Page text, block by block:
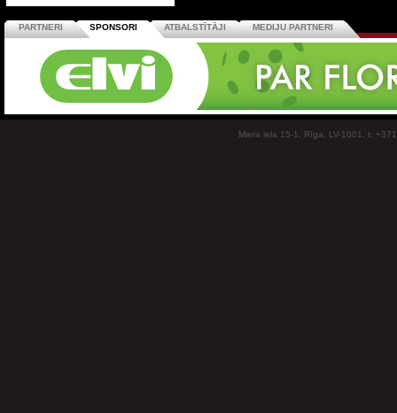
PARTNERI SPONSORI ATBALSTĪTĀJI MEDIJU PARTNERI
Miera iela 15-1, Rīga, LV-1001, t: